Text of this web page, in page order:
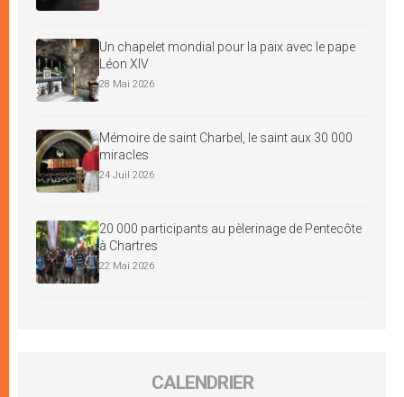
Un chapelet mondial pour la paix avec le pape
Léon XIV
28 Mai 2026
Mémoire de saint Charbel, le saint aux 30 000
miracles
24 Juil 2026
20 000 participants au pèlerinage de Pentecôte
à Chartres
22 Mai 2026
CALENDRIER